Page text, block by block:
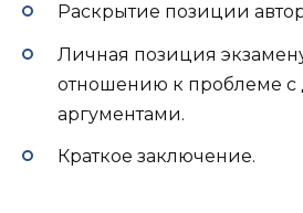
Раскрытие позиции
Личная позиция
отношению к проблеме с
аргументами.
Краткое заключение.